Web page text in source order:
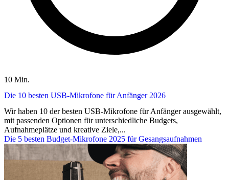
10 Min.
Die 10 besten USB-Mikrofone für Anfänger 2026
Wir haben 10 der besten USB-Mikrofone für Anfänger ausgewählt,
mit passenden Optionen für unterschiedliche Budgets,
Aufnahmeplätze und kreative Ziele,...
Die 5 besten Budget-Mikrofone 2025 für Gesangsaufnahmen